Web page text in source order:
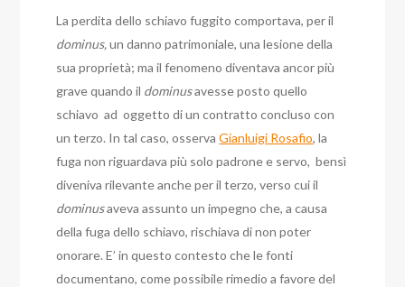
La perdita dello schiavo fuggito comportava, per il
dominus,un danno patrimoniale, una lesione della
sua proprietà; ma il fenomeno diventava ancor più
grave quando il dominusavesse posto quello
schiavo ad oggetto di un contratto concluso con
un terzo. In tal caso, osservaGianluigi Rosafio, la
fuga non riguardava più solo padrone e servo, bensì
diveniva rilevante anche per il terzo, verso cui il
dominusaveva assunto un impegno che, a causa
della fuga dello schiavo, rischiava di non poter
onorare.E’ in questo contesto che le fonti
documentano, come possibile rimedio a favore del